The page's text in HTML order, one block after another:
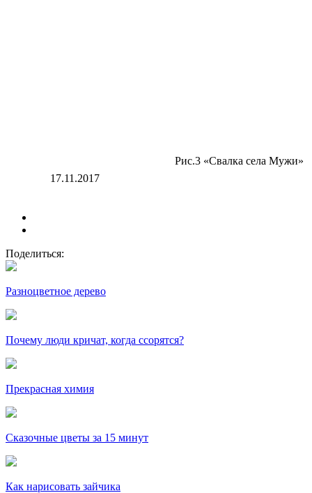
Рис.3 «Свалка села Мужи»
17.11.2017
Поделиться:
Разноцветное дерево
Почему люди кричат, когда ссорятся?
Прекрасная химия
Сказочные цветы за 15 минут
Как нарисовать зайчика